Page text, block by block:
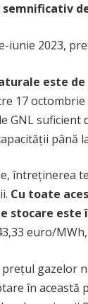
iunie 2023,
este de
17
GNL
până
întreținerea
Cu toate
stocare este
euro/
gazelor
în această